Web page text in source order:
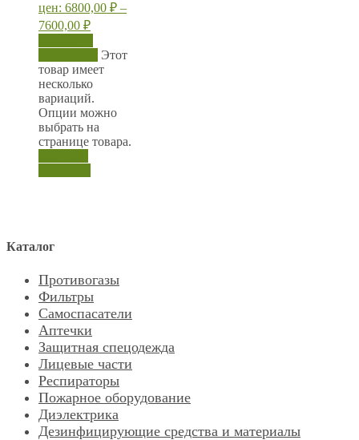
цен: 6800,00 ₽ –
7600,00 ₽
Этот
товар имеет
несколько
вариаций.
Опции можно
выбрать на
странице товара.
Каталог
Противогазы
Фильтры
Самоспасатели
Аптечки
Защитная спецодежда
Лицевые части
Респираторы
Пожарное оборудование
Диэлектрика
Дезинфицирующие средства и материалы